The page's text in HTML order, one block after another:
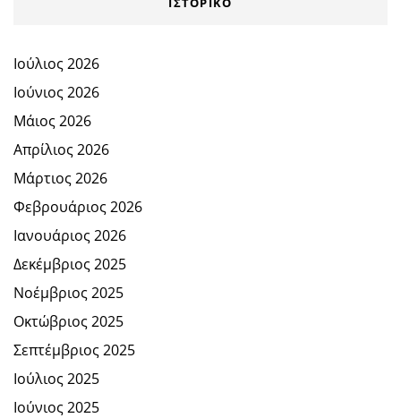
Ιούλιος 2026
Ιούνιος 2026
Μάιος 2026
Απρίλιος 2026
Μάρτιος 2026
Φεβρουάριος 2026
Ιανουάριος 2026
Δεκέμβριος 2025
Νοέμβριος 2025
Οκτώβριος 2025
Σεπτέμβριος 2025
Ιούλιος 2025
Ιούνιος 2025